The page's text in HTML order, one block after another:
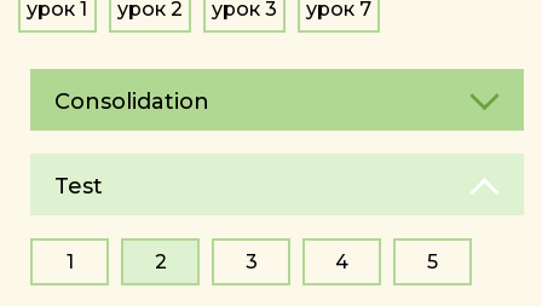
урок 1 урок 2 урок 3 урок 7
Consolidation
Test
1 2 3 4 5